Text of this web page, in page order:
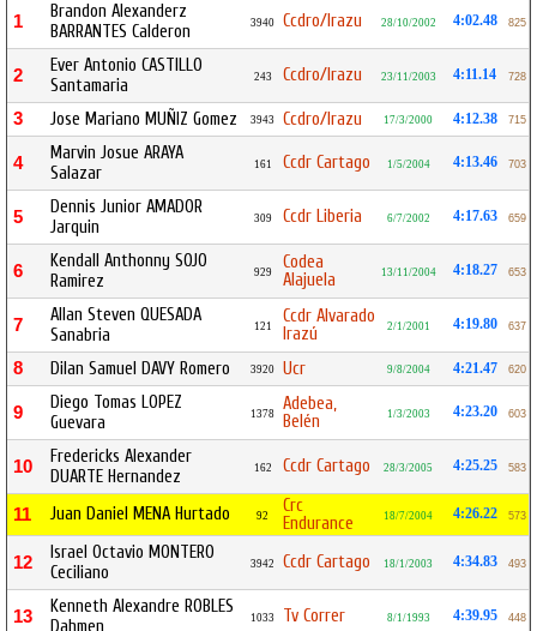
1
Brandon Alexanderz
BARRANTES Calderon
3940 Ccdro/Irazu 28/10/2002 4:02.48 825
2
Ever Antonio CASTILLO
Santamaria
243 Ccdro/Irazu 23/11/2003 4:11.14 728
3 Jose Mariano MUÑIZ Gomez 3943 Ccdro/Irazu 17/3/2000 4:12.38 715
4
Marvin Josue ARAYA
Salazar
161 Ccdr Cartago 1/5/2004 4:13.46 703
5
Dennis Junior AMADOR
Jarquin
309 Ccdr Liberia 6/7/2002 4:17.63 659
6
Kendall Anthonny SOJO
Ramirez
929
Codea
Alajuela
13/11/2004 4:18.27 653
7
Allan Steven QUESADA
Sanabria
121
Ccdr Alvarado
Irazú
2/1/2001 4:19.80 637
8 Dilan Samuel DAVY Romero 3920 Ucr 9/8/2004 4:21.47 620
9
Diego Tomas LOPEZ
Guevara
1378
Adebea,
Belén
1/3/2003 4:23.20 603
10
Fredericks Alexander
DUARTE Hernandez
162 Ccdr Cartago 28/3/2005 4:25.25 583
11 Juan Daniel MENA Hurtado 92
Crc
Endurance
18/7/2004 4:26.22 573
12
Israel Octavio MONTERO
Ceciliano
3942 Ccdr Cartago 18/1/2003 4:34.83 493
13
Kenneth Alexandre ROBLES
Dahmen
1033 Tv Correr 8/1/1993 4:39.95 448